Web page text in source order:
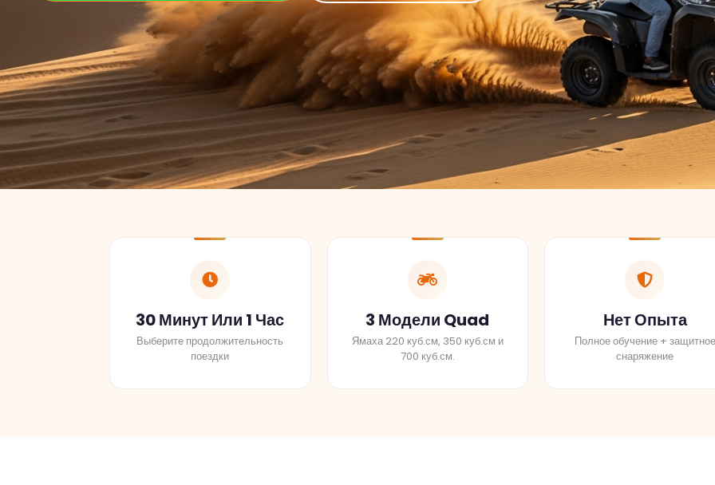
Выберите продолжительность
поездки
Ямаха 220 куб.см, 350 куб.см и
700 куб.см.
Полное обучение + защитное
снаряжение